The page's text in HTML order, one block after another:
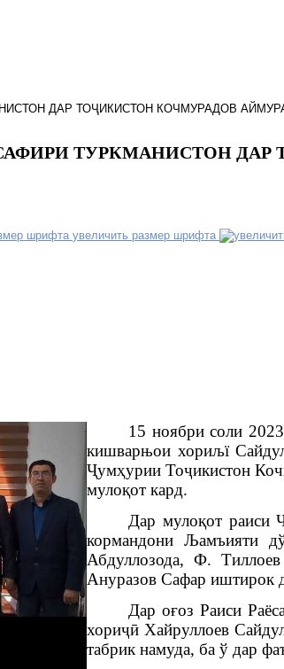
ДАР ТОҶИКИСТОН КОЧМУРАДОВ
ТУРКМАНИСТОН
увеличить размер шрифта
15 ноябри соли
кишварњои хориљї
Ҷумҳурии Тоҷикистон
мулоқот кард.
Дар мулоқотраиси
кормандони Љамъияти
Абдуллозода, Ф.
Ануразов Сафар иштирок
Дар оғоз Раиси
хориҷӣ Хайруллоев
табрик намуда, ба ў дар